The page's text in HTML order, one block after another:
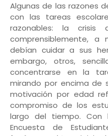
Algunas de las razones
con las tareas
razonables: la crisis
comprensiblemente, a
debían cuidar a sus
embargo, otros,
concentrarse en la
mirando por encima de
motivación por edad
compromiso de los
largo del tiempo.
Encuesta de